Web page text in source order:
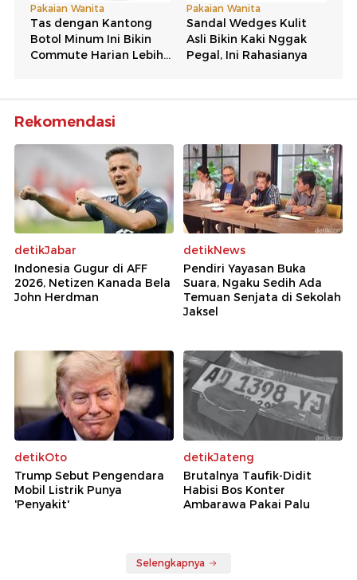
Rekomendasi
detikJabar
Indonesia Gugur di AFF
2026, Netizen Kanada Bela
John Herdman
detikNews
Pendiri Yayasan Buka
Suara, Ngaku Sedih Ada
Temuan Senjata di Sekolah
Jaksel
detikOto
Trump Sebut Pengendara
Mobil Listrik Punya
'Penyakit'
detikJateng
Brutalnya Taufik-Didit
Habisi Bos Konter
Ambarawa Pakai Palu
Selengkapnya